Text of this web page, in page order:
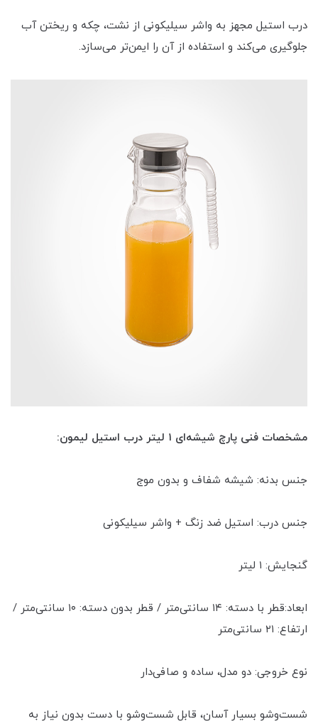
درب استیل مجهز به واشر سیلیکونی از نشت، چکه و ریختن آب
جلوگیری می‌کند و استفاده از آن را ایمن‌تر می‌سازد.
مشخصات فنی پارچ شیشه‌ای ۱ لیتر درب استیل لیمون:
جنس بدنه: شیشه شفاف و بدون موج
جنس درب: استیل ضد زنگ + واشر سیلیکونی
گنجایش: ۱ لیتر
ابعاد:قطر با دسته: ۱۴ سانتی‌متر / قطر بدون دسته: ۱۰ سانتی‌متر /
ارتفاع: ۲۱ سانتی‌متر
نوع خروجی: دو مدل، ساده و صافی‌دار
شست‌وشو بسیار آسان، قابل شست‌وشو با دست بدون نیاز به